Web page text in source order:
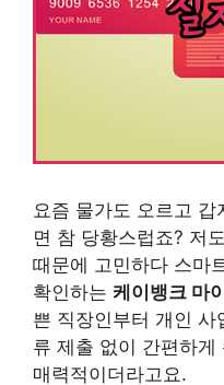
요즘 물가도 오르고 갑
면 참 당황스럽죠? 저
때문에 고민하다 스마
확인하는 케이뱅크 마
쁜 직장인부터 개인 사
류 제출 없이 간편하
매력적이더라고요.